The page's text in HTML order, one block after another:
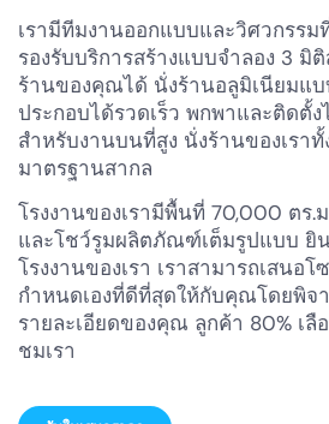
เรามีทีมงานออกแบบและวิศวกรรม
รองรับบริการสร้างแบบจำลอง 3 มิ
ร้านของคุณได้ นั่งร้านอลูมิเนียมแบ
ประกอบได้รวดเร็ว พกพาและติดตั้
สำหรับงานบนที่สูง นั่งร้านของเรา
มาตรฐานสากล
โรงงานของเรามีพื้นที่ 70,000 ตร.
และโชว์รูมผลิตภัณฑ์เต็มรูปแบบ ยิ
โรงงานของเรา เราสามารถเสนอ
กำหนดเองที่ดีที่สุดให้กับคุณโดยพิ
รายละเอียดของคุณ ลูกค้า 80% เลื
ชมเรา